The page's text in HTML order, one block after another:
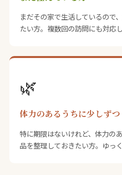
まだその家で生活しているので
たい方。複数回の訪問にも対応し
🌿
体力のあるうちに少しずつ
特に期限はないけれど、体力の
品を整理しておきたい方。ゆっ